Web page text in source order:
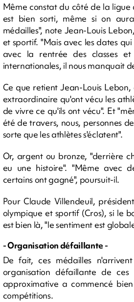
Même constat du côté de la ligue
est bien sorti, même si on
médailles", note Jean-Louis
et sportif. "Mais avec les dates
avec la rentrée des classes et
internationales, il nous manquait
Ce que retient Jean-Louis Lebon,
extraordinaire qu'ont vécu les
de vivre ce qu'ils ont vécu". Et
été de travers, nous, personnes
sorte que les athlètes s'éclatent".
Or, argent ou bronze, "derrière
eu une histoire". "Même avec
certains ont gagné", poursuit-il.
Pour Claude Villendeuil,
olympique et sportif (Cros), si le
est bien là, "le sentiment est
- Organisation défaillante -
De fait, ces médailles
organisation défaillante de ces
approximative a commencé
compétitions.